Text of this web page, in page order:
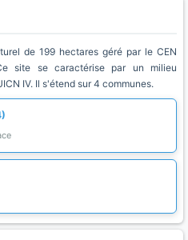
de 199 hectares géré par le CEN
site se caractérise par un milieu
IV. Il s'étend sur 4 communes.